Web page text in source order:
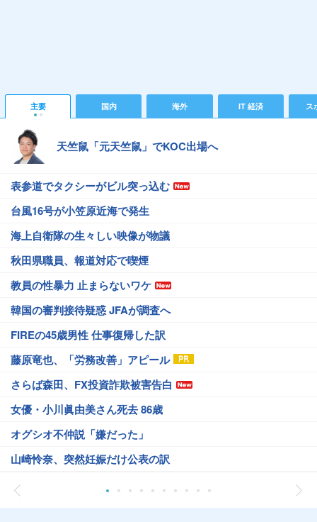
主要 国内 海外 IT 経済 ス
天竺鼠「元天竺鼠」でKOC出場へ
表参道でタクシーがビル突っ込む
台風16号が小笠原近海で発生
海上自衛隊の生々しい映像が物議
秋田県職員、報道対応で喫煙
教員の性暴力 止まらないワケ
韓国の審判接待疑惑 JFAが調査へ
FIREの45歳男性 仕事復帰した訳
藤原竜也、「労務改善」アピール
さらば森田、FX投資詐欺被害告白
女優・小川眞由美さん死去 86歳
オグシオ不仲説「嫌だった」
山崎怜奈、突然妊娠だけ公表の訳